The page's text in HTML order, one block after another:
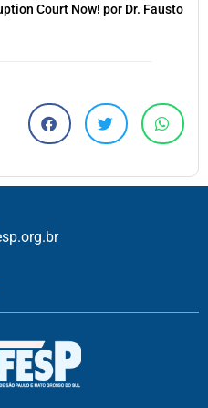
Court Now! por Dr. Fausto